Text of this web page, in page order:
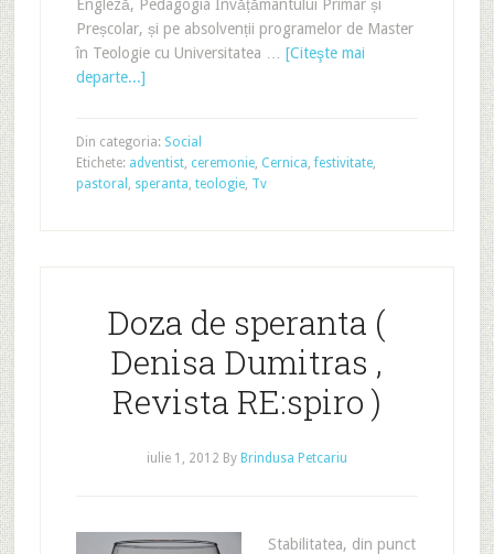
Engleză, Pedagogia Învățământului Primar și
Preșcolar, și pe absolvenții programelor de Master
în Teologie cu Universitatea … [Citeşte mai
departe...]
Din categoria: Social
Etichete: adventist, ceremonie, Cernica,festivitate,
pastoral , speranta, teologie, Tv
Doza de speranta (
Denisa Dumitras ,
Revista RE:spiro )
iulie 1, 2012 By Brindusa Petcariu
Stabilitatea, din punct